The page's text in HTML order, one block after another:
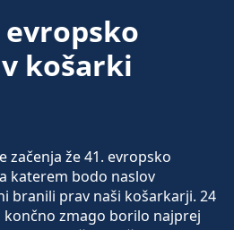
evropsko
košarki
začenja že 41. evropsko
katerem bodo naslov
branili prav naši košarkarji. 24
končno zmago borilo najprej